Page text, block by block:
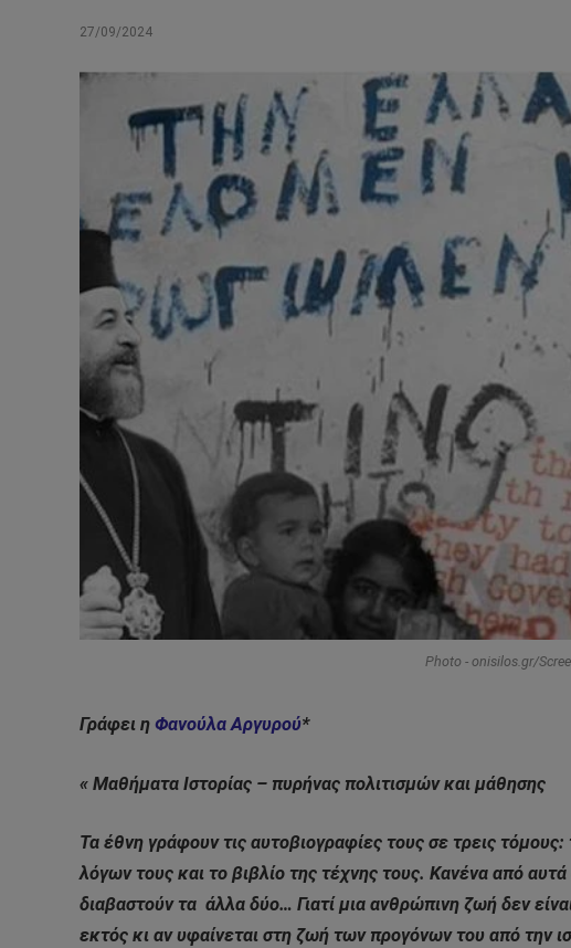
27/09/2024
Photo - onisilos.gr/
Γράφει η Φανούλα Αργυρού*
« Μαθήματα Ιστορίας – πυρήνας πολιτισμών και μάθησης
Τα έθνη γράφουν τις αυτοβιογραφίες τους σε τρεις
λόγων τους και το βιβλίο της τέχνης τους. Κανένα από
διαβαστούν τα άλλα δύο… Γιατί μια ανθρώπινη ζωή δεν
εκτός κι αν υφαίνεται στη ζωή των προγόνων του από την